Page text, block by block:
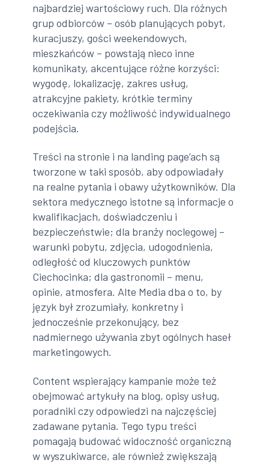
najbardziej wartościowy ruch. Dla różnych
grup odbiorców – osób planujących pobyt,
kuracjuszy, gości weekendowych,
mieszkańców – powstają nieco inne
komunikaty, akcentujące różne korzyści:
wygodę, lokalizację, zakres usług,
atrakcyjne pakiety, krótkie terminy
oczekiwania czy możliwość indywidualnego
podejścia.
Treści na stronie i na landing page’ach są
tworzone w taki sposób, aby odpowiadały
na realne pytania i obawy użytkowników. Dla
sektora medycznego istotne są informacje o
kwalifikacjach, doświadczeniu i
bezpieczeństwie; dla branży noclegowej –
warunki pobytu, zdjęcia, udogodnienia,
odległość od kluczowych punktów
Ciechocinka; dla gastronomii – menu,
opinie, atmosfera. Alte Media dba o to, by
język był zrozumiały, konkretny i
jednocześnie przekonujący, bez
nadmiernego używania zbyt ogólnych haseł
marketingowych.
Content wspierający kampanie może też
obejmować artykuły na blog, opisy usług,
poradniki czy odpowiedzi na najczęściej
zadawane pytania. Tego typu treści
pomagają budować widoczność organiczną
w wyszukiwarce, ale również zwiększają